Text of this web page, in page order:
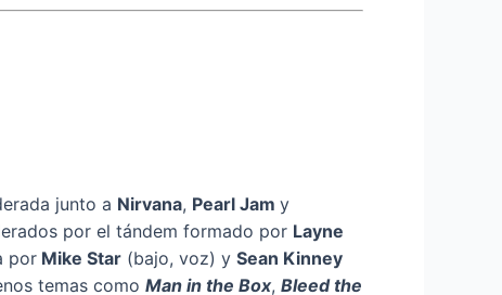
junto a Nirvana, Pearl Jam y
por el tándem formado por Layne
por Mike Star (bajo, voz) y Sean Kinney
temas como Man in the Box, Bleed the